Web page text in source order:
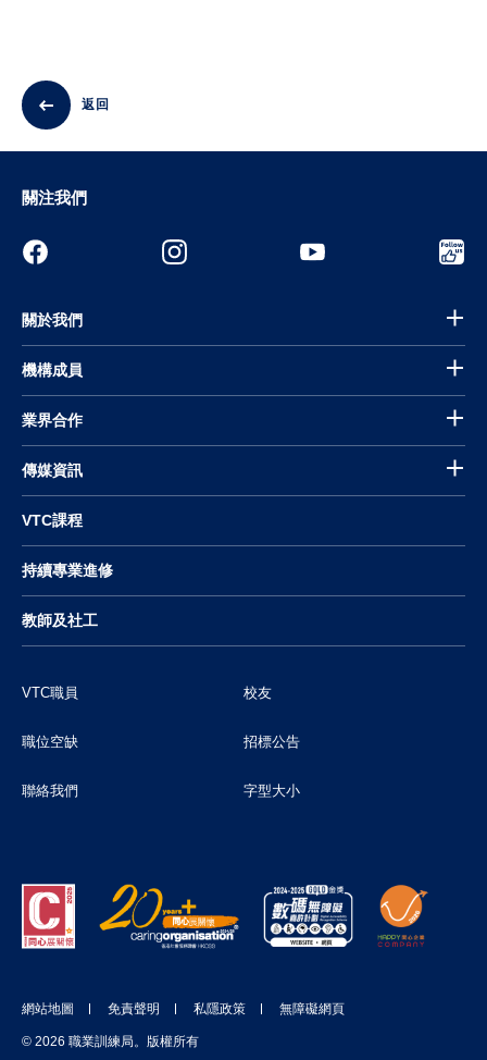
返回
關注我們
關於我們
機構成員
業界合作
傳媒資訊
VTC課程
持續專業進修
教師及社工
VTC職員 校友
職位空缺 招標公告
聯絡我們 字型大小
網站地圖 免責聲明 私隱政策 無障礙網頁
© 2026 職業訓練局。版權所有